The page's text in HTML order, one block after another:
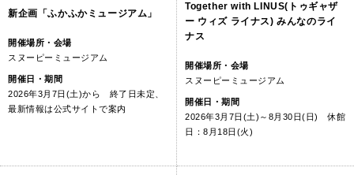
新企画「ふかふかミュージアム」
開催場所・会場
スヌーピーミュージアム
開催日・期間
2026年3月7日(土)から 終了日未定、
最新情報は公式サイトで案内
Together with LINUS(トゥギャザ
ー ウィズ ライナス) みんなのライ
ナス
開催場所・会場
スヌーピーミュージアム
開催日・期間
2026年3月7日(土)～8月30日(日) 休館
日：8月18日(火)